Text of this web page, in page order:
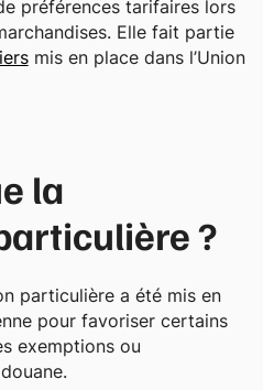
préférences tarifaires lors
Elle fait partie
mis en place dans l’Union
la
?
particulière a été mis en
pour favoriser certains
exemptions ou